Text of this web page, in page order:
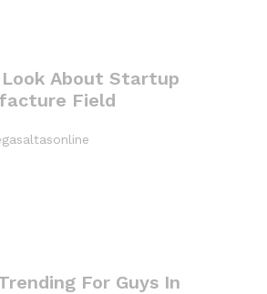
Look About Startup
Field
For Guys In